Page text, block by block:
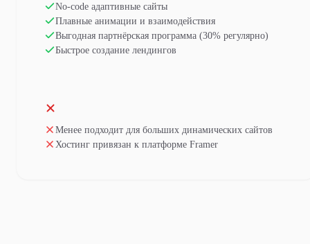
No-code адаптивные сайты
Плавные анимации и взаимодействия
Выгодная партнёрская программа (30% регулярно)
Быстрое создание лендингов
Менее подходит для больших динамических сайтов
Хостинг привязан к платформе Framer